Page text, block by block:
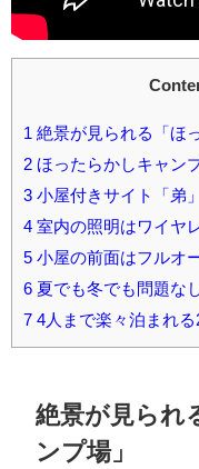
1 絶景が見られる「ほ
2 ほったらかしキャン
3 小屋付きサイト「弟」
4 室内の照明はワイヤ
5 小屋の前面はフルオ
6 夏でも冬でも問題な
7 4人まで楽々泊まれ
絶景が見られ
ンプ場」